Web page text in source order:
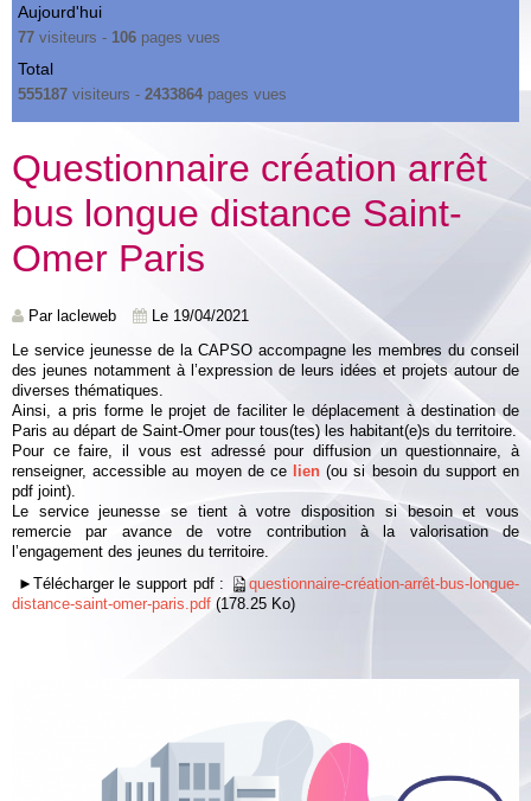
Aujourd'hui
77 visiteurs - 106 pages vues
Total
555187 visiteurs - 2433864 pages vues
Questionnaire création arrêt
bus longue distance Saint-
Omer Paris
Par lacleweb
Le 19/04/2021
Le service jeunesse de la CAPSO accompagne les membres du conseil
des jeunes notamment à l’expression de leurs idées et projets autour de
diverses thématiques.
Ainsi, a pris forme le projet de faciliter le déplacement à destination de
Paris au départ de Saint-Omer pour tous(tes) les habitant(e)s du territoire.
Pour ce faire, il vous est adressé pour diffusion un questionnaire, à
renseigner, accessible au moyen de ce lien (ou si besoin du support en
pdf joint).
Le service jeunesse se tient à votre disposition si besoin et vous
remercie par avance de votre contribution à la valorisation de
l’engagement des jeunes du territoire.
►Télécharger le support pdf :
questionnaire-création-arrêt-bus-longue-
distance-saint-omer-paris.pdf (178.25 Ko)